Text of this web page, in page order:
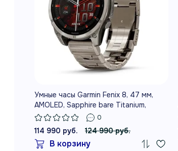
Умные часы Garmin Fenix 8, 47 мм,
AMOLED, Sapphire bare Titanium,
graphite with titanium band plus
graphite silicone band
0
114 990 руб. 124 990 руб.
В корзину